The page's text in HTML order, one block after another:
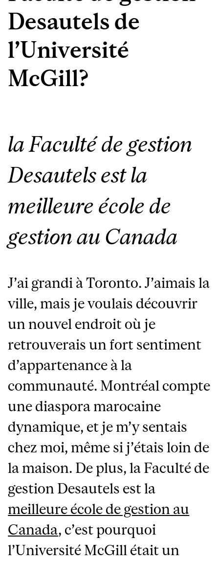
Desautels de
l’Université
McGill?
la Faculté de gestion
Desautels est la
meilleure école de
gestion au Canada
J’ai grandi à Toronto. J’aimais la
ville, mais je voulais découvrir
un nouvel endroit où je
retrouverais un fort sentiment
d’appartenance à la
communauté. Montréal compte
une diaspora marocaine
dynamique, et je m’y sentais
chez moi, même si j’étais loin de
la maison. De plus,la Faculté de
gestion Desautels est la
meilleure école de gestion au
Canada, c’est pourquoi
l’Université McGill était un